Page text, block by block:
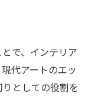
で、インテリア
代アートのエッ
としての役割を